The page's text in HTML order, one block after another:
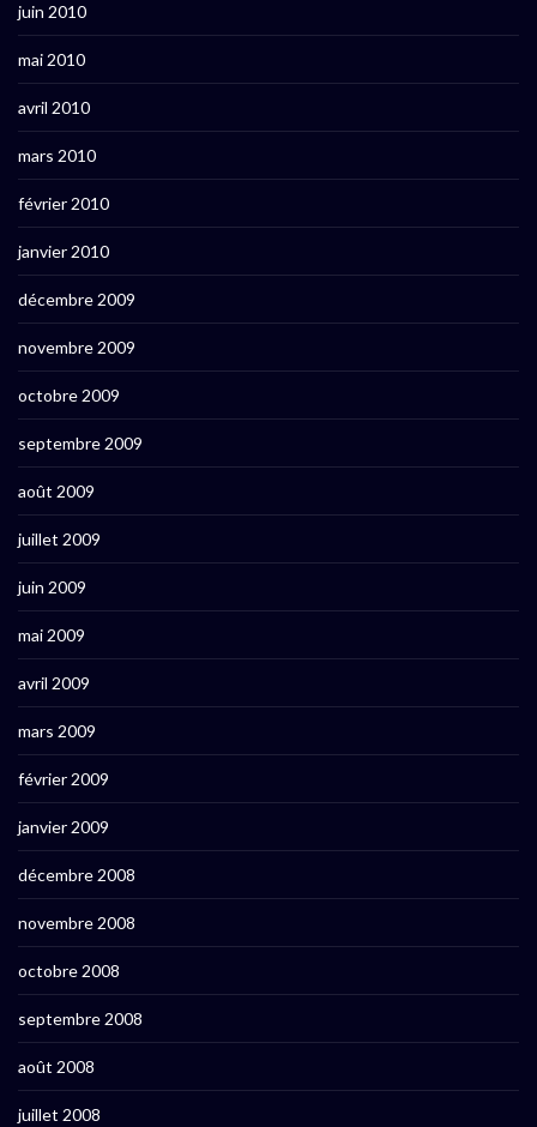
juin 2010
mai 2010
avril 2010
mars 2010
février 2010
janvier 2010
décembre 2009
novembre 2009
octobre 2009
septembre 2009
août 2009
juillet 2009
juin 2009
mai 2009
avril 2009
mars 2009
février 2009
janvier 2009
décembre 2008
novembre 2008
octobre 2008
septembre 2008
août 2008
juillet 2008